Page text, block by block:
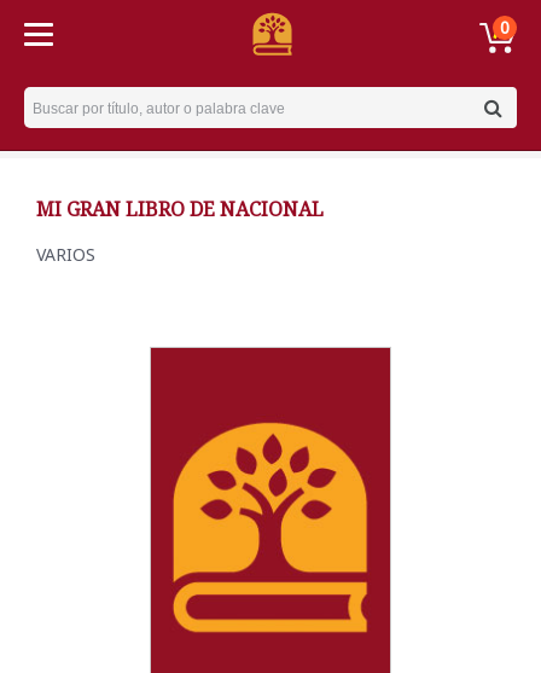
0
Username
MI GRAN LIBRO DE NACIONAL
VARIOS